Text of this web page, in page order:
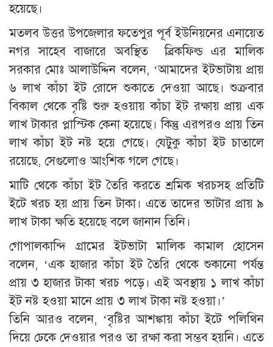
হয়েছে।
মতলব উত্তর উপজেলার ফতেপুর পূর্ব ইউনিয়নের এনায়েত
নগর সাহেব বাজারে অবস্থিত ব্রিকফিল্ড এর মালিক
সরকার মোঃ আলাউদ্দিন বলেন, ‘আমাদের ইটভাটায় প্রায়
৬ লাখ কাঁচা ইট রোদে শুকাতে দেওয়া আছে। শুক্রবার
বিকাল থেকে বৃষ্টি শুরু হওয়ায় কাঁচা ইট রক্ষায় প্রায় এক
লাখ টাকার প্লাস্টিক কেনা হয়েছে। কিন্তু এরপরও প্রায় তিন
লাখ কাঁচা ইট নষ্ট হয়ে গেছে। যেটুকু কাঁচা ইট চাতালে
রয়েছে, সেগুলোও আংশিক গলে গেছে।
মাটি থেকে কাঁচা ইট তৈরি করতে শ্রমিক খরচসহ প্রতিটি
ইটে খরচ হয় প্রায় তিন টাকা। এতে তাদের ভাটার প্রায় ৯
লাখ টাকা ক্ষতি হয়েছে বলে জানান তিনি।
গোপালকান্দি গ্রামের ইটভাটা মালিক কামাল হোসেন
বলেন, ‘এক হাজার কাঁচা ইট তৈরি থেকে শুকানো পর্যন্ত
প্রায় ৩ হাজার টাকা খরচ পড়ে। এই অবস্থায় ১ লাখ কাঁচা
ইট নষ্ট হওয়া মানে প্রায় ৩ লাখ টাকা নষ্ট হওয়া।’
তিনি আরও বলেন, ‘বৃষ্টির আশঙ্কায় কাঁচা ইটে পলিথিন
দিয়ে ঢেকে দেওয়ার পরও তা রক্ষা করা সম্ভব হয়নি। এতে